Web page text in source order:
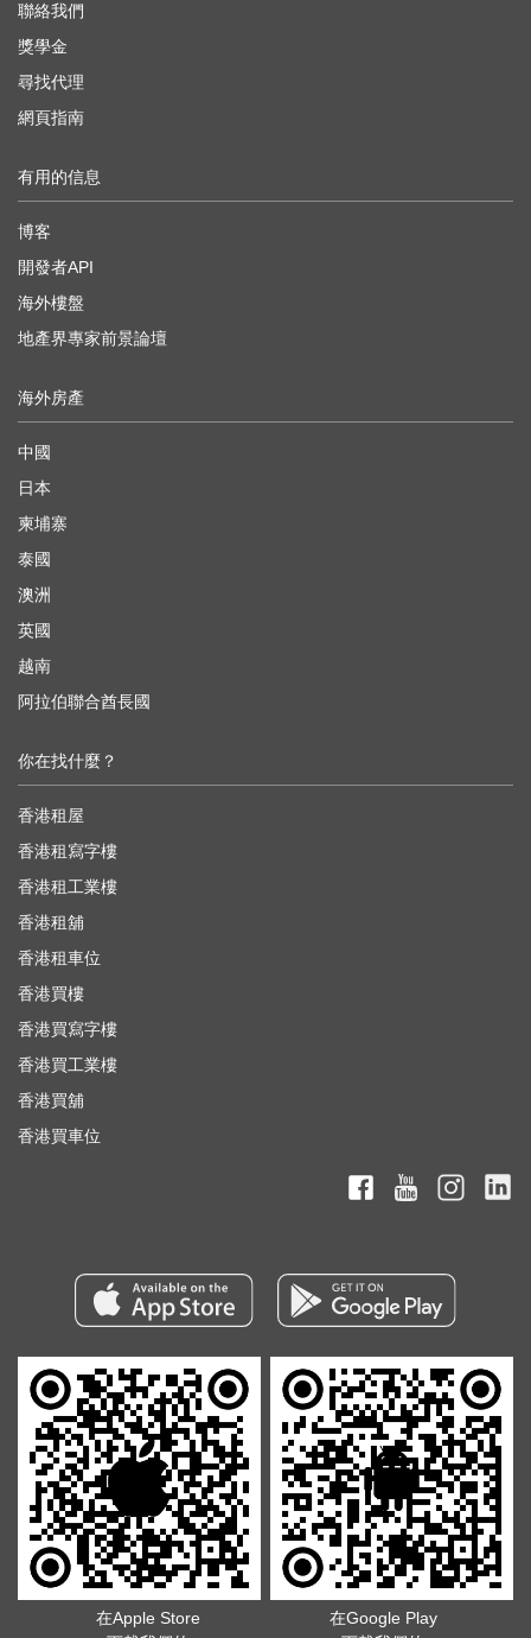
聯絡我們
獎學金
尋找代理
網頁指南
有用的信息
博客
開發者API
海外樓盤
地產界專家前景論壇
海外房產
中國
日本
柬埔寨
泰國
澳洲
英國
越南
阿拉伯聯合酋長國
你在找什麼？
香港租屋
香港租寫字樓
香港租工業樓
香港租舖
香港租車位
香港買樓
香港買寫字樓
香港買工業樓
香港買舖
香港買車位
在Apple Store
在Google Play